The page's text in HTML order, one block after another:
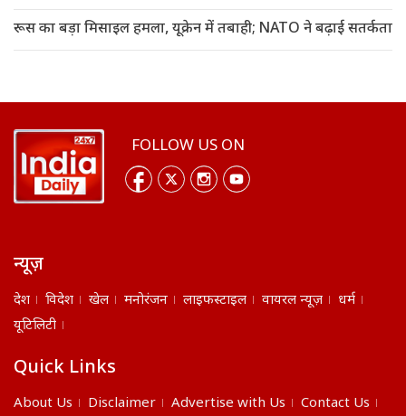
रूस का बड़ा मिसाइल हमला, यूक्रेन में तबाही; NATO ने बढ़ाई सतर्कता
FOLLOW US ON
न्यूज़
देश विदेश खेल मनोरंजन लाइफस्टाइल वायरल न्यूज़
धर्म
यूटिलिटी
Quick Links
About Us Disclaimer Advertise with Us Contact Us